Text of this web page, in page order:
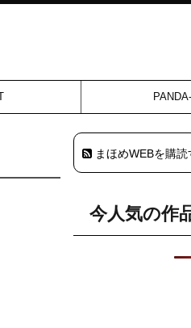
まほめWEBを購
今人気の作